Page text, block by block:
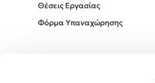
Θέσεις Εργασίας
Φόρμα Υπαναχώρησης